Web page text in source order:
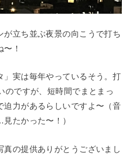
が立ち並ぶ夜景の向こうで打ち
〜！
」実は毎年やっているそう。打
のですが、短時間でまとまっ
迫力があるらしいですよ〜（音
たかった〜！）
真の提供ありがとうございまし